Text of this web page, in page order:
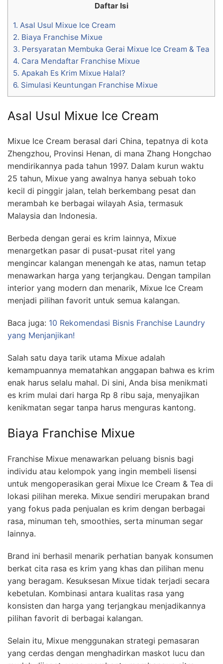
Daftar Isi
1. Asal Usul Mixue Ice Cream
2. Biaya Franchise Mixue
3. Persyaratan Membuka Gerai Mixue Ice Cream & Tea
4. Cara Mendaftar Franchise Mixue
5. Apakah Es Krim Mixue Halal?
6. Simulasi Keuntungan Franchise Mixue
Asal Usul Mixue Ice Cream
Mixue Ice Cream berasal dari China, tepatnya di kota
Zhengzhou, Provinsi Henan, di mana Zhang Hongchao
mendirikannya pada tahun 1997. Dalam kurun waktu
25 tahun, Mixue yang awalnya hanya sebuah toko
kecil di pinggir jalan, telah berkembang pesat dan
merambah ke berbagai wilayah Asia, termasuk
Malaysia dan Indonesia.
Berbeda dengan gerai es krim lainnya, Mixue
menargetkan pasar di pusat-pusat ritel yang
mengincar kalangan menengah ke atas, namun tetap
menawarkan harga yang terjangkau. Dengan tampilan
interior yang modern dan menarik, Mixue Ice Cream
menjadi pilihan favorit untuk semua kalangan.
Baca juga: 10 Rekomendasi Bisnis Franchise Laundry
yang Menjanjikan!
Salah satu daya tarik utama Mixue adalah
kemampuannya mematahkan anggapan bahwa es krim
enak harus selalu mahal. Di sini, Anda bisa menikmati
es krim mulai dari harga Rp 8 ribu saja, menyajikan
kenikmatan segar tanpa harus menguras kantong.
Biaya Franchise Mixue
Franchise Mixue menawarkan peluang bisnis bagi
individu atau kelompok yang ingin membeli lisensi
untuk mengoperasikan gerai Mixue Ice Cream & Tea di
lokasi pilihan mereka. Mixue sendiri merupakan brand
yang fokus pada penjualan es krim dengan berbagai
rasa, minuman teh, smoothies, serta minuman segar
lainnya.
Brand ini berhasil menarik perhatian banyak konsumen
berkat cita rasa es krim yang khas dan pilihan menu
yang beragam. Kesuksesan Mixue tidak terjadi secara
kebetulan. Kombinasi antara kualitas rasa yang
konsisten dan harga yang terjangkau menjadikannya
pilihan favorit di berbagai kalangan.
Selain itu, Mixue menggunakan strategi pemasaran
yang cerdas dengan menghadirkan maskot lucu dan